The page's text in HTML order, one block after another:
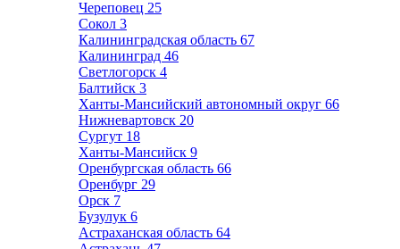
Череповец 25
Сокол 3
Калининградская область 67
Калининград 46
Светлогорск 4
Балтийск 3
Ханты-Мансийский автономный округ 66
Нижневартовск 20
Сургут 18
Ханты-Мансийск 9
Оренбургская область 66
Оренбург 29
Орск 7
Бузулук 6
Астраханская область 64